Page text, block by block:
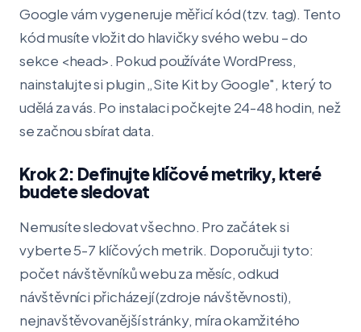
Google vám vygeneruje měřicí kód (tzv. tag). Tento
kód musíte vložit do hlavičky svého webu – do
sekce <head>. Pokud používáte WordPress,
nainstalujte si plugin „Site Kit by Google", který to
udělá za vás. Po instalaci počkejte 24-48 hodin, než
se začnou sbírat data.
Krok 2: Definujte klíčové metriky, které
budete sledovat
Nemusíte sledovat všechno. Pro začátek si
vyberte 5-7 klíčových metrik. Doporučuji tyto:
počet návštěvníků webu za měsíc, odkud
návštěvníci přicházejí (zdroje návštěvnosti),
nejnavštěvovanější stránky, míra okamžitého